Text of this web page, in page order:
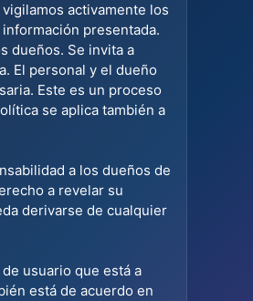
activamente los
presentada.
dueños. Se invita a
El personal y el dueño
Este es un proceso
se aplica también a
a los dueños de
a revelar su
derivarse de cualquier
usuario que está a
está de acuerdo en